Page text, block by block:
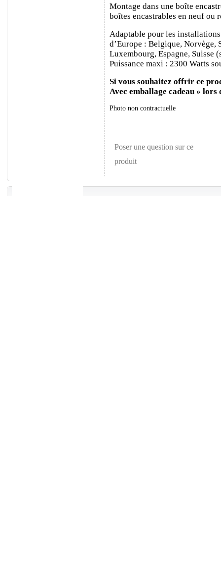
Montage dans une boîte
boîtes encastrables en neuf ou
Adaptable pour les
d’Europe : Belgique, Norvège,
Luxembourg, Espagne, Suisse
Puissance maxi : 2300 Watts
Si vous souhaitez offrir ce
Avec emballage cadeau » lors
Photo non contractuelle
Poser une question sur ce
produit